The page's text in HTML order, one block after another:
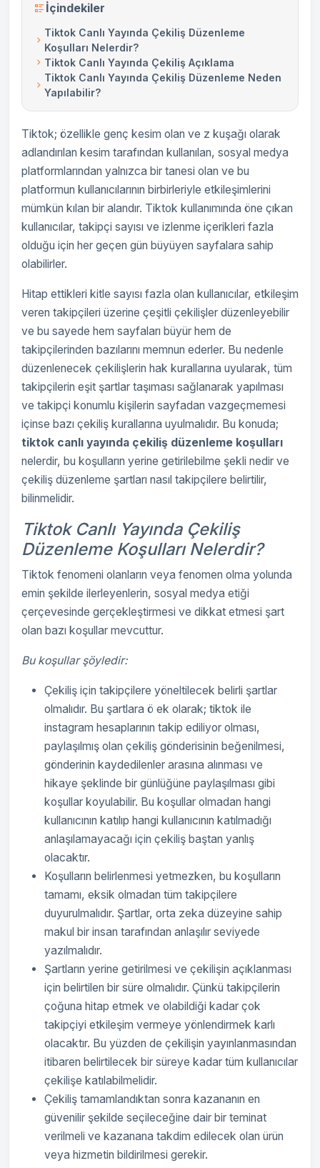
İçindekiler
Tiktok Canlı Yayında Çekiliş Düzenleme
Koşulları Nelerdir?
Tiktok Canlı Yayında Çekiliş Açıklama
Tiktok Canlı Yayında Çekiliş Düzenleme Neden
Yapılabilir?
Tiktok; özellikle genç kesim olan ve z kuşağı olarak
adlandırılan kesim tarafından kullanılan, sosyal medya
platformlarından yalnızca bir tanesi olan ve bu
platformun kullanıcılarının birbirleriyle etkileşimlerini
mümkün kılan bir alandır. Tiktok kullanımında öne çıkan
kullanıcılar, takipçi sayısı ve izlenme içerikleri fazla
olduğu için her geçen gün büyüyen sayfalara sahip
olabilirler.
Hitap ettikleri kitle sayısı fazla olan kullanıcılar, etkileşim
veren takipçileri üzerine çeşitli çekilişler düzenleyebilir
ve bu sayede hem sayfaları büyür hem de
takipçilerinden bazılarını memnun ederler. Bu nedenle
düzenlenecek çekilişlerin hak kurallarına uyularak, tüm
takipçilerin eşit şartlar taşıması sağlanarak yapılması
ve takipçi konumlu kişilerin sayfadan vazgeçmemesi
içinse bazı çekiliş kurallarına uyulmalıdır. Bu konuda;
tiktok canlı yayında çekiliş düzenleme koşulları
nelerdir, bu koşulların yerine getirilebilme şekli nedir ve
çekiliş düzenleme şartları nasıl takipçilere belirtilir,
bilinmelidir.
Tiktok Canlı Yayında Çekiliş
Düzenleme Koşulları Nelerdir?
Tiktok fenomeni olanların veya fenomen olma yolunda
emin şekilde ilerleyenlerin, sosyal medya etiği
çerçevesinde gerçekleştirmesi ve dikkat etmesi şart
olan bazı koşullar mevcuttur.
Bu koşullar şöyledir:
Çekiliş için takipçilere yöneltilecek belirli şartlar
olmalıdır. Bu şartlara ö ek olarak; tiktok ile
instagram hesaplarının takip ediliyor olması,
paylaşılmış olan çekiliş gönderisinin beğenilmesi,
gönderinin kaydedilenler arasına alınması ve
hikaye şeklinde bir günlüğüne paylaşılması gibi
koşullar koyulabilir. Bu koşullar olmadan hangi
kullanıcının katılıp hangi kullanıcının katılmadığı
anlaşılamayacağı için çekiliş baştan yanlış
olacaktır.
Koşulların belirlenmesi yetmezken, bu koşulların
tamamı, eksik olmadan tüm takipçilere
duyurulmalıdır. Şartlar, orta zeka düzeyine sahip
makul bir insan tarafından anlaşılır seviyede
yazılmalıdır.
Şartların yerine getirilmesi ve çekilişin açıklanması
için belirtilen bir süre olmalıdır. Çünkü takipçilerin
çoğuna hitap etmek ve olabildiği kadar çok
takipçiyi etkileşim vermeye yönlendirmek karlı
olacaktır. Bu yüzden de çekilişin yayınlanmasından
itibaren belirtilecek bir süreye kadar tüm kullanıcılar
çekilişe katılabilmelidir.
Çekiliş tamamlandıktan sonra kazananın en
güvenilir şekilde seçileceğine dair bir teminat
verilmeli ve kazanana takdim edilecek olan ürün
veya hizmetin bildirilmesi gerekir.